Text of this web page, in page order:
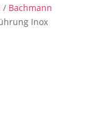
/ Bachmann
Inox